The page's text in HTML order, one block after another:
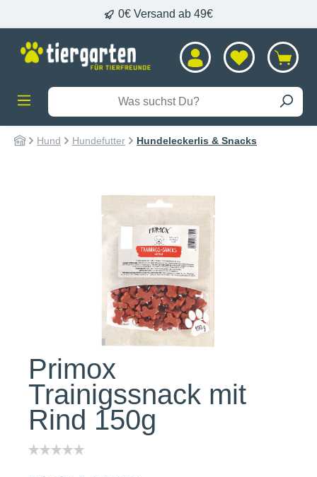
0€ Versand ab 49€
Hund Hundefutter Hundeleckerlis & Snacks
Bildergalerie überspringen
Primox
Trainigssnack mit
Rind 150g